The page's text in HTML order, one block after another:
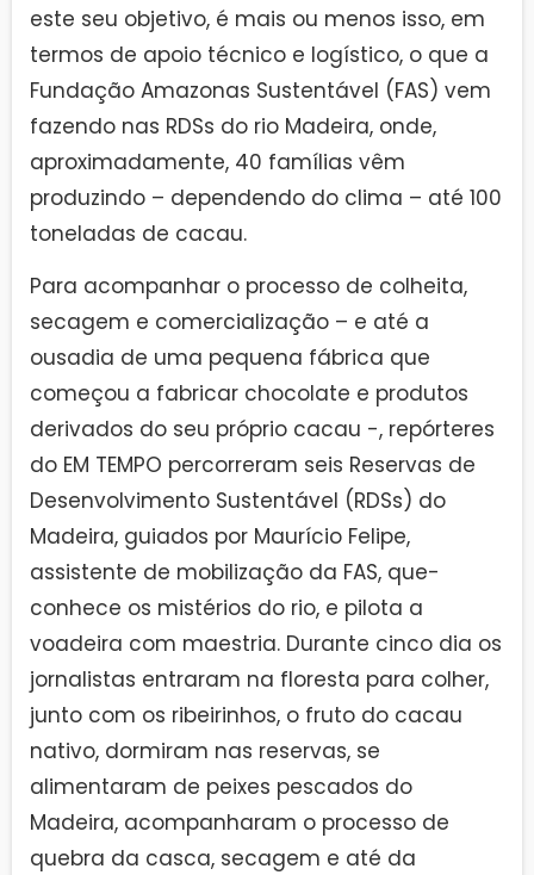
este seu objetivo, é mais ou menos isso, em
termos de apoio técnico e logístico, o que a
Fundação Amazonas Sustentável (FAS) vem
fazendo nas RDSs do rio Madeira, onde,
aproximadamente, 40 famílias vêm
produzindo – dependendo do clima – até 100
toneladas de cacau.
Para acompanhar o processo de colheita,
secagem e comercialização – e até a
ousadia de uma pequena fábrica que
começou a fabricar chocolate e produtos
derivados do seu próprio cacau -, repórteres
do EM TEMPO percorreram seis Reservas de
Desenvolvimento Sustentável (RDSs) do
Madeira, guiados por Maurício Felipe,
assistente de mobilização da FAS, que-
conhece os mistérios do rio, e pilota a
voadeira com maestria. Durante cinco dia os
jornalistas entraram na floresta para colher,
junto com os ribeirinhos, o fruto do cacau
nativo, dormiram nas reservas, se
alimentaram de peixes pescados do
Madeira, acompanharam o processo de
quebra da casca, secagem e até da